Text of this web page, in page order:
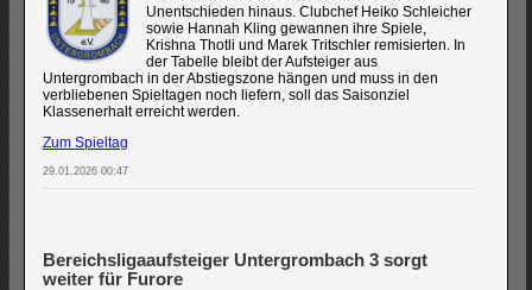
Unentschieden hinaus. Clubchef Heiko Schleicher
sowie Hannah Kling gewannen ihre Spiele,
Krishna Thotli und Marek Tritschler remisierten. In
der Tabelle bleibt der Aufsteiger aus
Untergrombach in der Abstiegszone hängen und muss in den
verbliebenen Spieltagen noch liefern, soll das Saisonziel
Klassenerhalt erreicht werden.
Zum Spieltag
29.01.2026 00:47
Bereichsligaaufsteiger Untergrombach 3 sorgt
weiter für Furore